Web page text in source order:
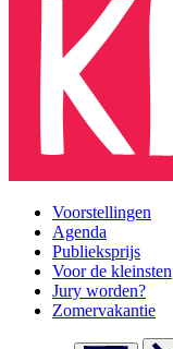
Voorstellingen
Agenda
Publieksprijs
Voor de kleinsten
Jury worden?
Zomervakantie